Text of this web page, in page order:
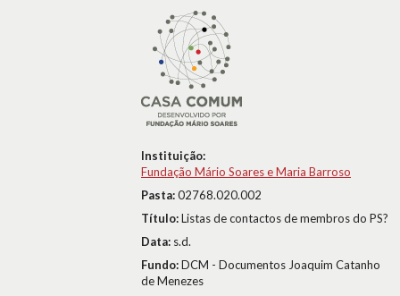
Instituição:
Fundação Mário Soares e Maria Barroso
Pasta:02768.020.002
Título:Listas de contactos de membros do PS?
Data: s.d.
Fundo:DCM - Documentos Joaquim Catanho
de Menezes